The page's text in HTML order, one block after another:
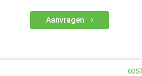
Aanvragen